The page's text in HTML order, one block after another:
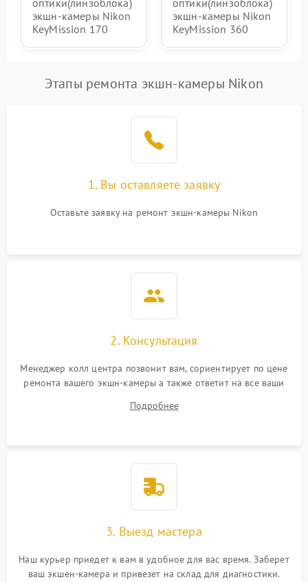
защиты от перегрузок
Неисправность системы
защиты от перегрева
1000 ₽
оптики(линзоблока)
экшн-камеры Nikon
KeyMission 170
оптики(линзоблока)
экшн-камеры Nikon
KeyMission 360
Этапы ремонта экшн-камеры Nikon
1. Вы оставляете заявку
Оставьте заявку на ремонт экшн-камеры Nikon
2. Консультация
Менеджер колл центра позвонит вам, сориентирует по цене
ремонта вашего экшн-камеры а также ответит на все ваши
Подробнее
3. Выезд мастера
Наш курьер приедет к вам в удобное для вас время. Заберет
ваш экшен-камера и привезет на склад для диагностики.